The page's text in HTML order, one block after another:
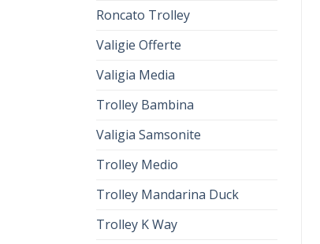
Roncato Trolley
Valigie Offerte
Valigia Media
Trolley Bambina
Valigia Samsonite
Trolley Medio
Trolley Mandarina Duck
Trolley K Way